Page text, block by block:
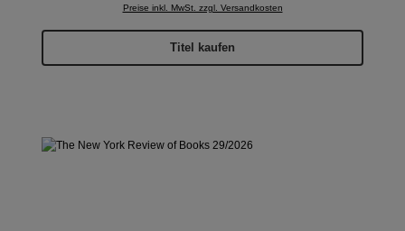
Preise inkl. MwSt. zzgl. Versandkosten
Titel kaufen